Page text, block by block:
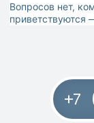
Вопросов нет,
приветствуются